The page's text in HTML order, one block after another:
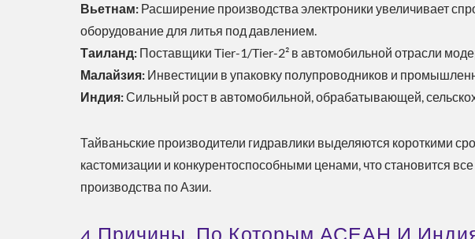
Вьетнам: Расширение производства электроники увеличивает
оборудование для литья под давлением.
Таиланд: Поставщики Tier-1/Tier-2² в автомобильной отрасли
Малайзия: Инвестиции в упаковку полупроводников и
Индия:Сильный рост в автомобильной, обрабатывающей,
Тайваньские производители гидравлики выделяются короткими
кастомизации и конкурентоспособными ценами, что становится
производства по Азии.
4 Причины, По Которым АСЕАН И Индия